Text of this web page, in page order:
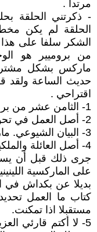
مرتدا .
- ذكرتني الحلقة
الحلقة لم يكن
الشكر سلفا على هذا
من بروميير هو
ماركس بشكل
حديث الساعة ولقد
اقتراحي .
1- الثامن عشر من بروميير لويس بونابرت ماركس .
2- أصل العمل في تحول القرد الى انسان : أنجلز .
3- البيان الشيوعي. ماركس
4- أصل العائلة والملكية الخاصة والدولة . أنجلز
جرى ذلك قبل أن
على الماركسية
بديلا عن بكداش في
كتاب ما العمل
مستقبلا اذا تمكنت.
5- لا أكتم قارئي